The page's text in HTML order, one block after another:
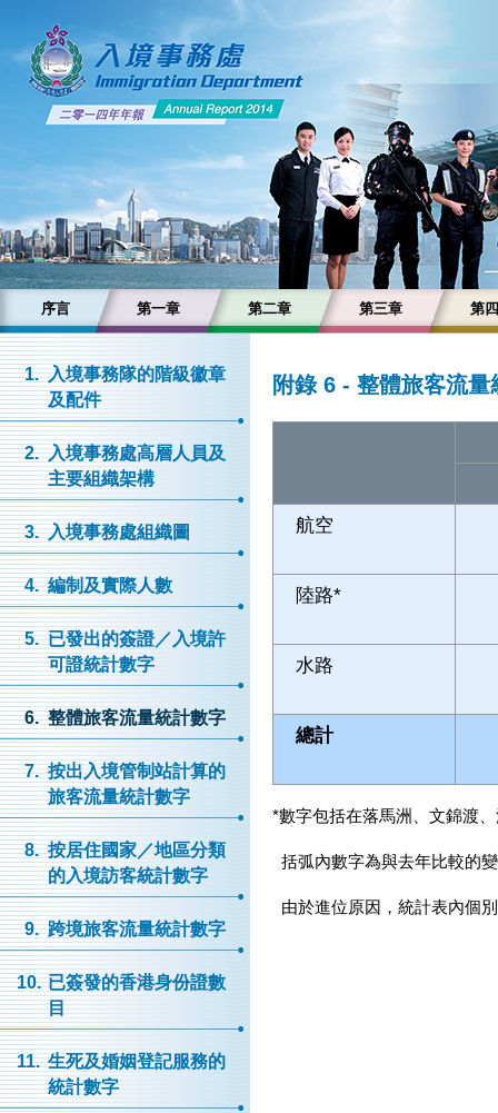
序言 第一章 第二章 第三章 第
1. 入境事務隊的階級徽章
及配件
2. 入境事務處高層人員及
主要組織架構
3. 入境事務處組織圖
4. 編制及實際人數
5. 已發出的簽證／入境許
可證統計數字
6. 整體旅客流量統計數字
7. 按出入境管制站計算的
旅客流量統計數字
8. 按居住國家／地區分類
的入境訪客統計數字
9. 跨境旅客流量統計數字
10. 已簽發的香港身份證數
目
11. 生死及婚姻登記服務的
統計數字
附錄 6 - 整體旅客流量
航空
陸路*
水路
總計
*數字包括在落馬洲、文錦渡
括弧內數字為與去年比較的
由於進位原因，統計表內個